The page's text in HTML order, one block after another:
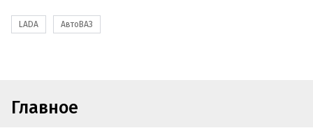
LADA АвтоВАЗ
Главное